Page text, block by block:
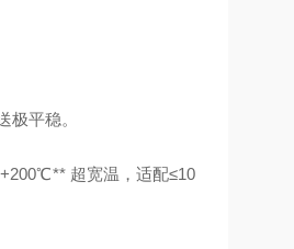
平稳。
超宽温，适配≤10